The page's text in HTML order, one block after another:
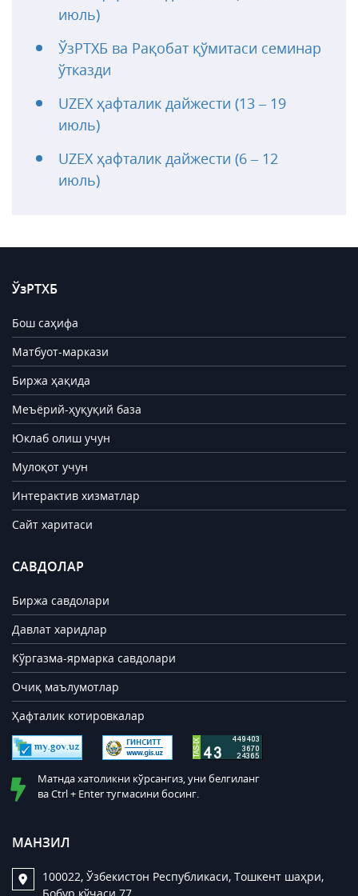
июль)
ЎзРТХБ ва Рақобат қўмитаси семинар
ўтказди
UZEX ҳафталик дайжести (13 – 19
июль)
UZEX ҳафталик дайжести (6 – 12
июль)
ЎзРТХБ
Бош саҳифа
Матбуот-маркази
Биржа ҳақида
Меъёрий-ҳуқуқий база
Юклаб олиш учун
Мулоқот учун
Интерактив хизматлар
Сайт харитаси
САВДОЛАР
Биржа савдолари
Давлат харидлар
Кўргазма-ярмарка савдолари
Очиқ маълумотлар
Ҳафталик котировкалар
Матнда хатоликни кўрсангиз, уни белгиланг
ва Ctrl + Enter тугмасини босинг.
МАНЗИЛ
100022, Ўзбекистон Республикаси, Тошкент шаҳри,